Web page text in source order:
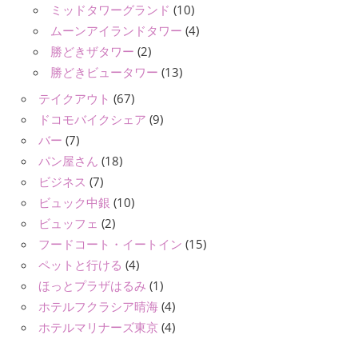
ミッドタワーグランド (10)
ムーンアイランドタワー (4)
勝どきザタワー (2)
勝どきビュータワー (13)
テイクアウト (67)
ドコモバイクシェア (9)
バー (7)
パン屋さん (18)
ビジネス (7)
ビュック中銀 (10)
ビュッフェ (2)
フードコート・イートイン (15)
ペットと行ける (4)
ほっとプラザはるみ (1)
ホテルフクラシア晴海 (4)
ホテルマリナーズ東京 (4)